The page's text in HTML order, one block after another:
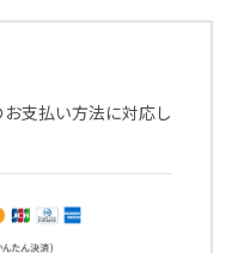
支払い方法に対応し